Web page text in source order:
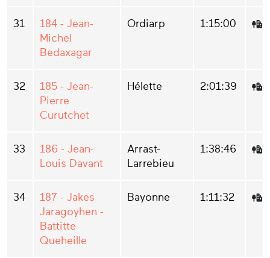
31
184 - Jean-
Michel
Bedaxagar
Ordiarp 1:15:00
32
185 - Jean-
Pierre
Curutchet
Hélette 2:01:39
33
186 - Jean-
Louis Davant
Arrast-
Larrebieu
1:38:46
34
187 - Jakes
Jaragoyhen -
Battitte
Queheille
Bayonne 1:11:32